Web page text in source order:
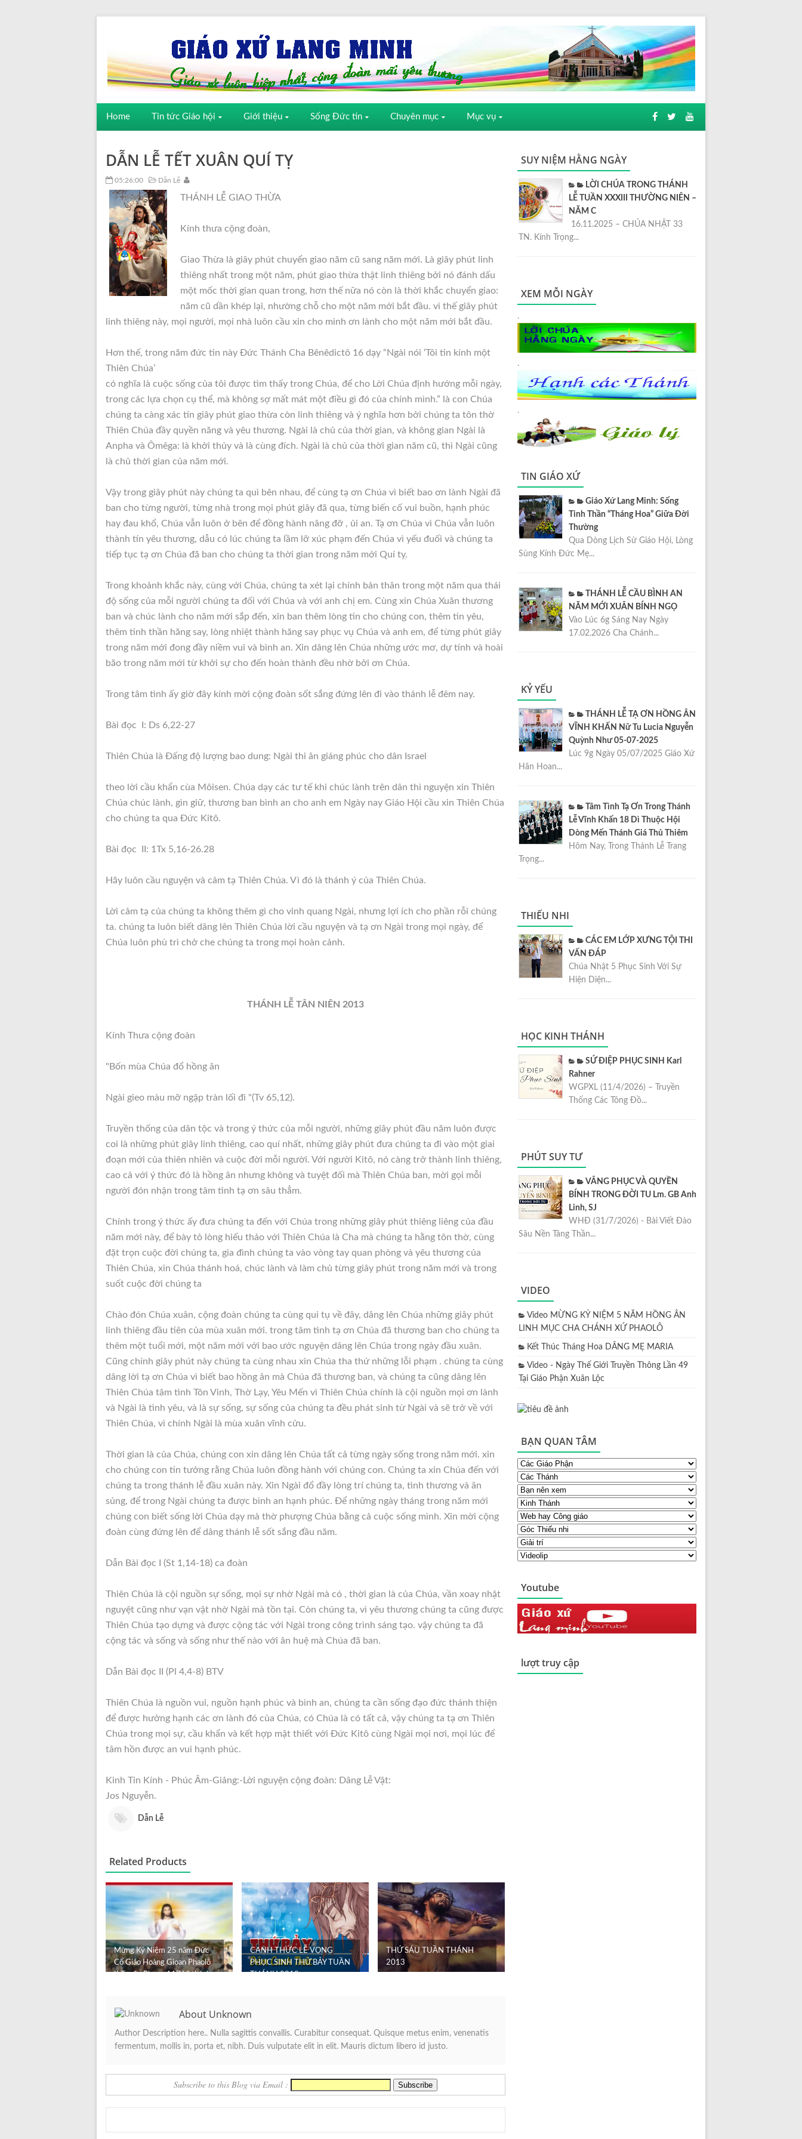
Home Tin tức Giáo hội Giới thiệu Sống Đức tin Chuyên mục Mục vụ
DẪN LỄ TẾT XUÂN QUÍ TỴ
05:26:00 Dẫn Lễ
THÁNH LỄ GIAO THỪA
Kính thưa cộng đoàn,
Giao Thừa là giây phút chuyển giao năm cũ sang năm mới. Là giây phút linh
thiêng nhất trong một năm, phút giao thừa thật linh thiêng bởi nó đánh dấu
một mốc thời gian quan trong, hơn thế nữa nó còn là thời khắc chuyển giao:
năm cũ dần khép lại, nhường chỗ cho một năm mới bắt đầu. vì thế giây phút
linh thiêng này, mọi người, mọi nhà luôn cầu xin cho mình ơn lành cho một năm mới bắt đầu.
Hơn thế, trong năm đức tin này Đức Thánh Cha Bênêdictô 16 dạy “Ngài nói ‘Tôi tin kính một
Thiên Chúa’
có nghĩa là cuộc sống của tôi được tìm thấy trong Chúa, để cho Lời Chúa định hướng mỗi ngày,
trong các lựa chọn cụ thể, mà không sợ mất mát một điều gì đó của chính mình.” là con Chúa
chúng ta càng xác tín giây phút giao thừa còn linh thiêng và ý nghĩa hơn bởi chúng ta tôn thờ
Thiên Chúa đầy quyền năng và yêu thương. Ngài là chủ của thời gian, và không gian Ngài là
Anpha và Ômêga: là khởi thủy và là cùng đích. Ngài là chủ của thời gian năm cũ, thì Ngài cũng
là chủ thời gian của năm mới.
Vậy trong giây phút này chúng ta quì bên nhau, để cùng tạ ơn Chúa vì biết bao ơn lành Ngài đã
ban cho từng người, từng nhà trong mọi phút giây đã qua, từng biến cố vui buồn, hạnh phúc
hay đau khổ, Chúa vẫn luôn ở bên để đồng hành nâng đỡ , ủi an. Tạ ơn Chúa vì Chúa vẫn luôn
thành tín yêu thương, dẫu có lúc chúng ta lầm lỡ xúc phạm đến Chúa vì yếu đuối và chúng ta
tiếp tục tạ ơn Chúa đã ban cho chúng ta thời gian trong năm mới Quí tỵ.
Trong khoảnh khắc này, cùng với Chúa, chúng ta xét lại chính bản thân trong một năm qua thái
độ sống của mỗi người chúng ta đối với Chúa và với anh chị em. Cùng xin Chúa Xuân thương
ban và chúc lành cho năm mới sắp đến, xin ban thêm lòng tin cho chúng con, thêm tin yêu,
thêm tinh thần hăng say, lòng nhiệt thành hăng say phục vụ Chúa và anh em, để từng phút giây
trong năm mới đong đầy niềm vui và bình an. Xin dâng lên Chúa những ước mơ, dự tính và hoài
bão trong năm mới từ khởi sự cho đến hoàn thành đều nhờ bởi ơn Chúa.
Trong tâm tình ấy giờ đây kính mời cộng đoàn sốt sắng đứng lên đi vào thánh lễ đêm nay.
Bài đọc I: Ds 6,22-27
Thiên Chúa là Đấng độ lượng bao dung: Ngài thi ân giáng phúc cho dân Israel
theo lời cầu khẩn cùa Môisen. Chúa dạy các tư tế khi chúc lành trên dân thì nguyện xin Thiên
Chúa chúc lành, gìn giữ, thương ban bình an cho anh em Ngày nay Giáo Hội cầu xin Thiên Chúa
cho chúng ta qua Đức Kitô.
Bài đọc II: 1Tx 5,16-26.28
Hãy luôn cầu nguyện và cảm tạ Thiên Chúa. Vì đó là thánh ý của Thiên Chúa.
Lời cảm tạ của chúng ta không thêm gì cho vinh quang Ngài, nhưng lợi ích cho phần rỗi chúng
ta. chúng ta luôn biết dâng lên Thiên Chúa lời cầu nguyện và tạ ơn Ngài trong mọi ngày, để
Chúa luôn phù trì chở che chúng ta trong mọi hoàn cảnh.
THÁNH LỄ TÂN NIÊN 2013
Kính Thưa cộng đoàn
"Bốn mùa Chúa đổ hồng ân
Ngài gieo màu mỡ ngập tràn lối đi "(Tv 65,12).
Truyền thống của dân tộc và trong ý thức của mỗi người, những giây phút đầu năm luôn được
coi là những phút giây linh thiêng, cao quí nhất, những giây phút đưa chúng ta đi vào một giai
đoạn mới của thiên nhiên và cuộc đời mỗi người. Với người Kitô, nó càng trở thành linh thiêng,
cao cả với ý thức đó là hồng ân nhưng không và tuyệt đối mà Thiên Chúa ban, mời gọi mỗi
người đón nhận trong tâm tình tạ ơn sâu thẳm.
Chính trong ý thức ấy đưa chúng ta đến với Chúa trong những giây phút thiêng liêng của đầu
năm mới này, để bày tỏ lòng hiếu thảo với Thiên Chúa là Cha mà chúng ta hằng tôn thờ, cùng
đặt trọn cuộc đời chúng ta, gia đình chúng ta vào vòng tay quan phòng và yêu thương của
Thiên Chúa, xin Chúa thánh hoá, chúc lành và làm chủ từng giây phút trong năm mới và trong
suốt cuộc đời chúng ta
Chào đón Chúa xuân, cộng đoàn chúng ta cùng qui tụ về đây, dâng lên Chúa những giây phút
linh thiêng đầu tiên của mùa xuân mới. trong tâm tình tạ ơn Chúa đã thương ban cho chúng ta
thêm một tuổi mới, một năm mới với bao ước nguyện dâng lên Chúa trong ngày đầu xuân.
Cũng chính giây phút này chúng ta cùng nhau xin Chúa tha thứ những lỗi phạm . chúng ta cùng
dâng lời tạ ơn Chúa vì biết bao hồng ân mà Chúa đã thương ban, và chúng ta cũng dâng lên
Thiên Chúa tâm tình Tôn Vinh, Thờ Lạy, Yêu Mến vì Thiên Chúa chính là cội nguồn mọi ơn lành
và Ngài là tình yêu, và là sự sống, sự sống của chúng ta đều phát sinh từ Ngài và sẽ trở về với
Thiên Chúa, vì chính Ngài là mùa xuân vĩnh cửu.
Thời gian là của Chúa, chúng con xin dâng lên Chúa tất cả từng ngày sống trong năm mới. xin
cho chúng con tin tưởng rằng Chúa luôn đồng hành với chúng con. Chúng ta xin Chúa đến với
chúng ta trong thánh lễ đầu xuân này. Xin Ngài đổ đầy lòng trí chúng ta, tình thương và ân
sủng, để trong Ngài chúng ta được bình an hạnh phúc. Để những ngày tháng trong năm mới
chúng con biết sống lời Chúa dạy mà thờ phượng Chúa bằng cả cuộc sống mình. Xin mời cộng
đoàn cùng đứng lên để dâng thánh lễ sốt sắng đầu năm.
Dẫn Bài đọc I (St 1,14-18) ca đoàn
Thiên Chúa là cội nguồn sự sống, mọi sự nhờ Ngài mà có , thời gian là của Chúa, vần xoay nhật
nguyệt cũng như vạn vật nhờ Ngài mà tồn tại. Còn chúng ta, vì yêu thương chúng ta cũng được
Thiên Chúa tạo dựng và được cộng tác với Ngài trong công trình sáng tạo. vậy chúng ta đã
cộng tác và sống và sống như thế nào với ân huệ mà Chúa đã ban.
Dẫn Bài đọc II (Pl 4,4-8) BTV
Thiên Chúa là nguồn vui, nguồn hạnh phúc và bình an, chúng ta cần sống đạo đức thánh thiện
để được hưởng hạnh các ơn lành đó của Chúa, có Chúa là có tất cả, vậy chúng ta tạ ơn Thiên
Chúa trong mọi sự, cầu khẩn và kết hợp mật thiết với Đức Kitô cùng Ngài mọi nơi, mọi lúc để
tâm hồn được an vui hạnh phúc.
Kinh Tin Kính - Phúc Âm-Giảng:-Lời nguyện cộng đoàn: Dâng Lễ Vật:
Jos Nguyễn.
Dẫn Lễ
Related Products
Mừng Kỷ Niệm 25 năm Đức
Cố Giáo Hoàng Gioan Phaolô
II Tuyên Phong 117 Vị thánh
CANH THỨC LỄ VỌNG
PHỤC SINH THỨ BẢY TUẦN
THÁNH 2013
THỨ SÁU TUẦN THÁNH
2013
About Unknown
Author Description here.. Nulla sagittis convallis. Curabitur consequat. Quisque metus enim, venenatis
fermentum, mollis in, porta et, nibh. Duis vulputate elit in elit. Mauris dictum libero id justo.
Subscribe to this Blog via Email :
SUY NIỆM HẰNG NGÀY
LỜI CHÚA TRONG THÁNH
LỄ TUẦN XXXIII THƯỜNG NIÊN –
NĂM C
16.11.2025 – CHÚA NHẬT 33
TN. Kính Trọng...
XEM MỖI NGÀY
.
.
.
TIN GIÁO XỨ
Giáo Xứ Lang Minh: Sống
Tinh Thần “Tháng Hoa” Giữa Đời
Thường
Qua Dòng Lịch Sử Giáo Hội, Lòng
Sùng Kính Đức Mẹ...
THÁNH LỄ CẦU BÌNH AN
NĂM MỚI XUÂN BÍNH NGỌ
Vào Lúc 6g Sáng Nay Ngày
17.02.2026 Cha Chánh...
KỶ YẾU
THÁNH LỄ TẠ ƠN HỒNG ÂN
VĨNH KHẤN Nữ Tu Lucia Nguyễn
Quỳnh Như 05-07-2025
Lúc 9g Ngày 05/07/2025 Giáo Xứ
Hân Hoan...
Tâm Tình Tạ Ơn Trong Thánh
Lễ Vĩnh Khấn 18 Dì Thuộc Hội
Dòng Mến Thánh Giá Thủ Thiêm
Hôm Nay, Trong Thánh Lễ Trang
Trọng...
THIẾU NHI
CÁC EM LỚP XƯNG TỘI THI
VẤN ĐÁP
Chúa Nhật 5 Phục Sinh Với Sự
Hiện Diện...
HỌC KINH THÁNH
SỨ ĐIỆP PHỤC SINH Karl
Rahner
WGPXL (11/4/2026) – Truyền
Thống Các Tông Đồ...
PHÚT SUY TƯ
VÂNG PHỤC VÀ QUYỀN
BÍNH TRONG ĐỜI TU Lm. GB Anh
Linh, SJ
WHĐ (31/7/2026) - Bài Viết Đào
Sâu Nền Tảng Thần...
VIDEO
Video MỪNG KỶ NIỆM 5 NĂM HỒNG ÂN
LINH MỤC CHA CHÁNH XỨ PHAOLÔ
Kết Thúc Tháng Hoa DÂNG MẸ MARIA
Video - Ngày Thế Giới Truyền Thông Lần 49
Tại Giáo Phận Xuân Lộc
BẠN QUAN TÂM
Youtube
lượt truy cập